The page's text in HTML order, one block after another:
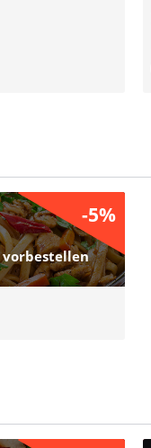
-5%
vorbestellen